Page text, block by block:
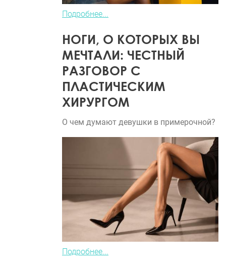
Подробнее...
НОГИ, О КОТОРЫХ ВЫ
МЕЧТАЛИ: ЧЕСТНЫЙ
РАЗГОВОР С
ПЛАСТИЧЕСКИМ
ХИРУРГОМ
О чем думают девушки в примерочной?
Подробнее...